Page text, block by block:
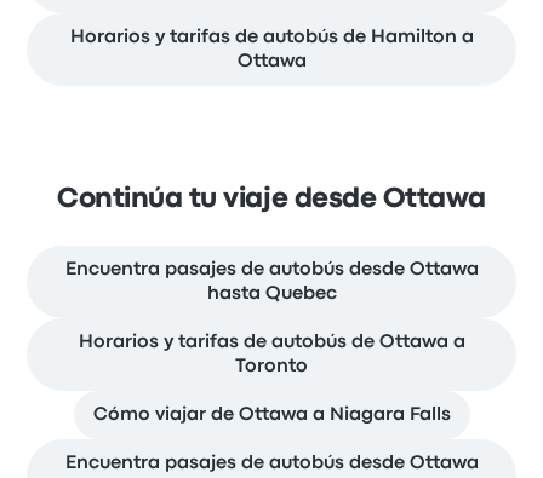
Horarios y tarifas de autobús de Hamilton a
Ottawa
Continúa tu viaje desde Ottawa
Encuentra pasajes de autobús desde Ottawa
hasta Quebec
Horarios y tarifas de autobús de Ottawa a
Toronto
Cómo viajar de Ottawa a Niagara Falls
Encuentra pasajes de autobús desde Ottawa